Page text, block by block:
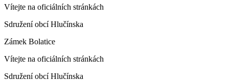
Vítejte na oficiálních stránkách
Sdružení obcí Hlučínska
Zámek Bolatice
Vítejte na oficiálních stránkách
Sdružení obcí Hlučínska